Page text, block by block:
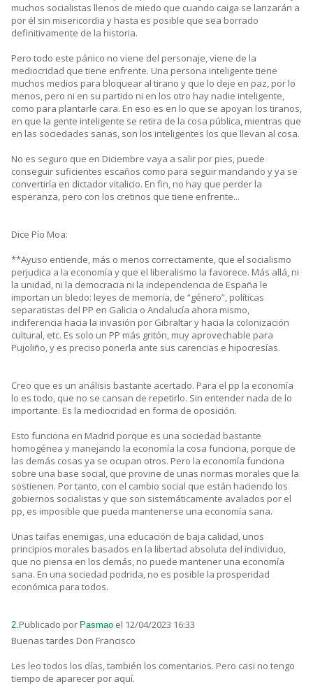
muchos socialistas llenos de miedo que cuando caiga se lanzarán a
por él sin misericordia y hasta es posible que sea borrado
definitivamente de la historia.
Pero todo este pánico no viene del personaje, viene de la
mediocridad que tiene enfrente. Una persona inteligente tiene
muchos medios para bloquear al tirano y que lo deje en paz, por lo
menos, pero ni en su partido ni en los otro hay nadie inteligente,
como para plantarle cara. En eso es en lo que se apoyan los tiranos,
en que la gente inteligente se retira de la cosa pública, mientras que
en las sociedades sanas, son los inteligentes los que llevan al cosa.
No es seguro que en Diciembre vaya a salir por pies, puede
conseguir suficientes escaños como para seguir mandando y ya se
convertiría en dictador vitalicio. En fin, no hay que perder la
esperanza, pero con los cretinos que tiene enfrente...
Dice Pío Moa:
**Ayuso entiende, más o menos correctamente, que el socialismo
perjudica a la economía y que el liberalismo la favorece. Más allá, ni
la unidad, ni la democracia ni la independencia de España le
importan un bledo: leyes de memoria, de “género”, políticas
separatistas del PP en Galicia o Andalucía ahora mismo,
indiferencia hacia la invasión por Gibraltar y hacia la colonización
cultural, etc. Es solo un PP más gritón, muy aprovechable para
Pujoliño, y es preciso ponerla ante sus carencias e hipocresías.
Creo que es un análisis bastante acertado. Para el pp la economía
lo es todo, que no se cansan de repetirlo. Sin entender nada de lo
importante. Es la mediocridad en forma de oposición.
Esto funciona en Madrid porque es una sociedad bastante
homogénea y manejando la economía la cosa funciona, porque de
las demás cosas ya se ocupan otros. Pero la economía funciona
sobre una base social, que provine de unas normas morales que la
sostienen. Por tanto, con el cambio social que están haciendo los
gobiernos socialistas y que son sistemáticamente avalados por el
pp, es imposible que pueda mantenerse una economía sana.
Unas taifas enemigas, una educación de baja calidad, unos
principios morales basados en la libertad absoluta del individuo,
que no piensa en los demás, no puede mantener una economía
sana. En una sociedad podrida, no es posible la prosperidad
económica para todos.
2.Publicado por Pasmao el 12/04/2023 16:33
Buenas tardes Don Francisco
Les leo todos los días, también los comentarios. Pero casi no tengo
tiempo de aparecer por aquí.